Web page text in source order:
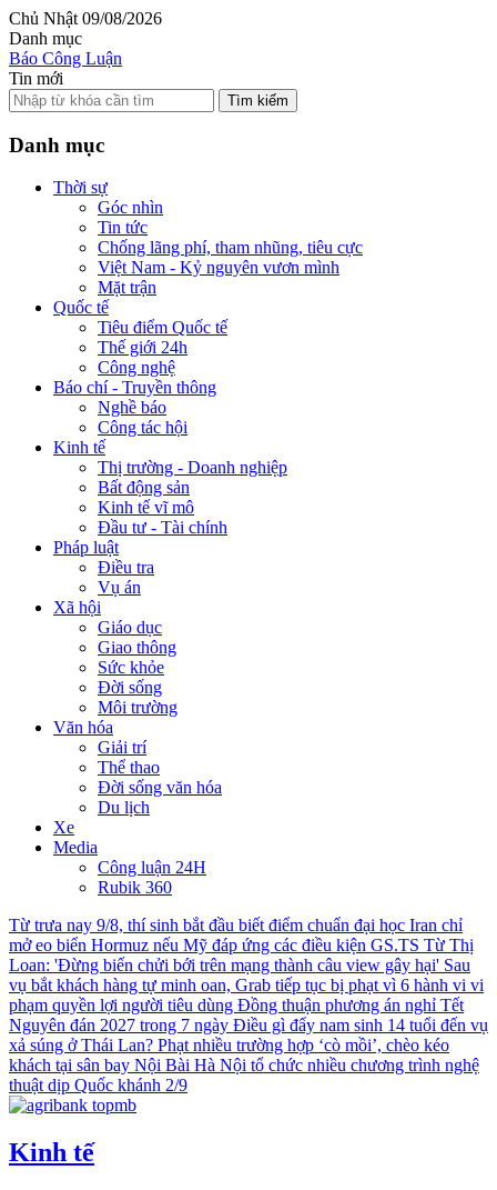
Chủ Nhật 09/08/2026
Danh mục
Báo Công Luận
Tin mới
Tìm kiếm
Danh mục
Thời sự
Góc nhìn
Tin tức
Chống lãng phí, tham nhũng, tiêu cực
Việt Nam - Kỷ nguyên vươn mình
Mặt trận
Quốc tế
Tiêu điểm Quốc tế
Thế giới 24h
Công nghệ
Báo chí - Truyền thông
Nghề báo
Công tác hội
Kinh tế
Thị trường - Doanh nghiệp
Bất động sản
Kinh tế vĩ mô
Đầu tư - Tài chính
Pháp luật
Điều tra
Vụ án
Xã hội
Giáo dục
Giao thông
Sức khỏe
Đời sống
Môi trường
Văn hóa
Giải trí
Thể thao
Đời sống văn hóa
Du lịch
Xe
Media
Công luận 24H
Rubik 360
Từ trưa nay 9/8, thí sinh bắt đầu biết điểm chuẩn đại học Iran chỉ
mở eo biển Hormuz nếu Mỹ đáp ứng các điều kiện GS.TS Từ Thị
Loan: 'Đừng biến chửi bới trên mạng thành câu view gây hại' Sau
vụ bắt khách hàng tự minh oan, Grab tiếp tục bị phạt vì 6 hành vi vi
phạm quyền lợi người tiêu dùng Đồng thuận phương án nghỉ Tết
Nguyên đán 2027 trong 7 ngày Điều gì đẩy nam sinh 14 tuổi đến vụ
xả súng ở Thái Lan? Phạt nhiều trường hợp ‘cò mồi’, chèo kéo
khách tại sân bay Nội Bài Hà Nội tổ chức nhiều chương trình nghệ
thuật dịp Quốc khánh 2/9
Kinh tế